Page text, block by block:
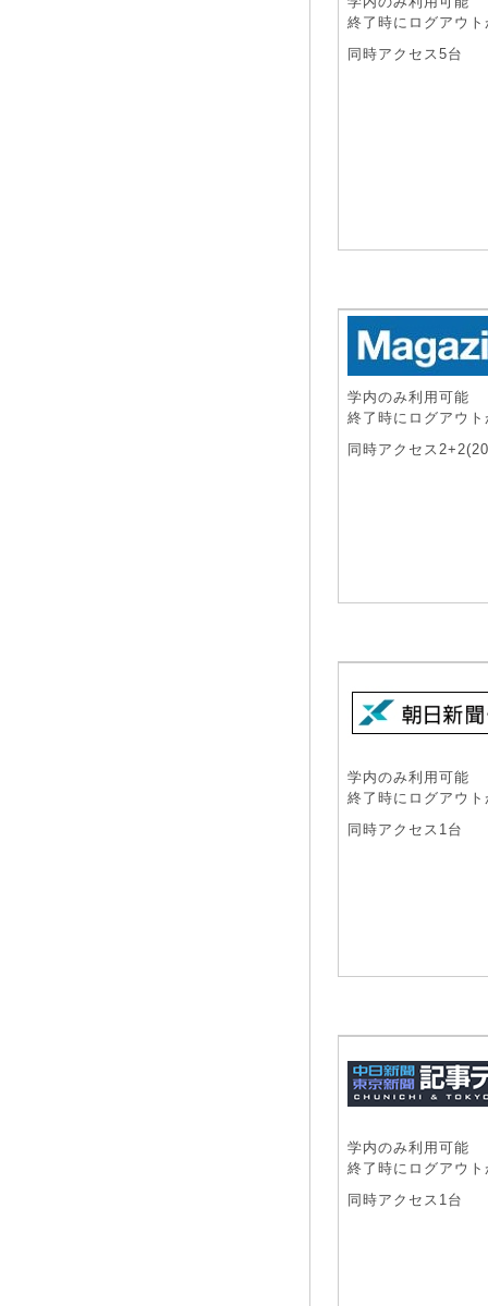
終了時にログアウ
同時アクセス5台
学内のみ利用可能
終了時にログアウ
同時アクセス
学内のみ利用可能
終了時にログアウ
同時アクセス1台
学内のみ利用可能
終了時にログアウ
同時アクセス1台